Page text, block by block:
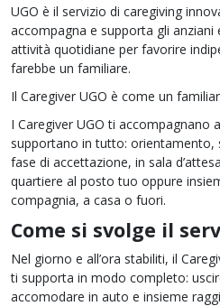
UGO è il servizio di caregiving
accompagna e supporta gli anziani
attività quotidiane per favorire
farebbe un familiare.
Il Caregiver UGO è come un
I Caregiver UGO ti accompagnano
supportano in tutto: orientamento,
fase di accettazione, in sala
quartiere al posto tuo oppure
compagnia, a casa o fuori.
Come si svolge il
Nel giorno e all’ora stabiliti, il
ti supporta in modo completo:
accomodare in auto e insieme